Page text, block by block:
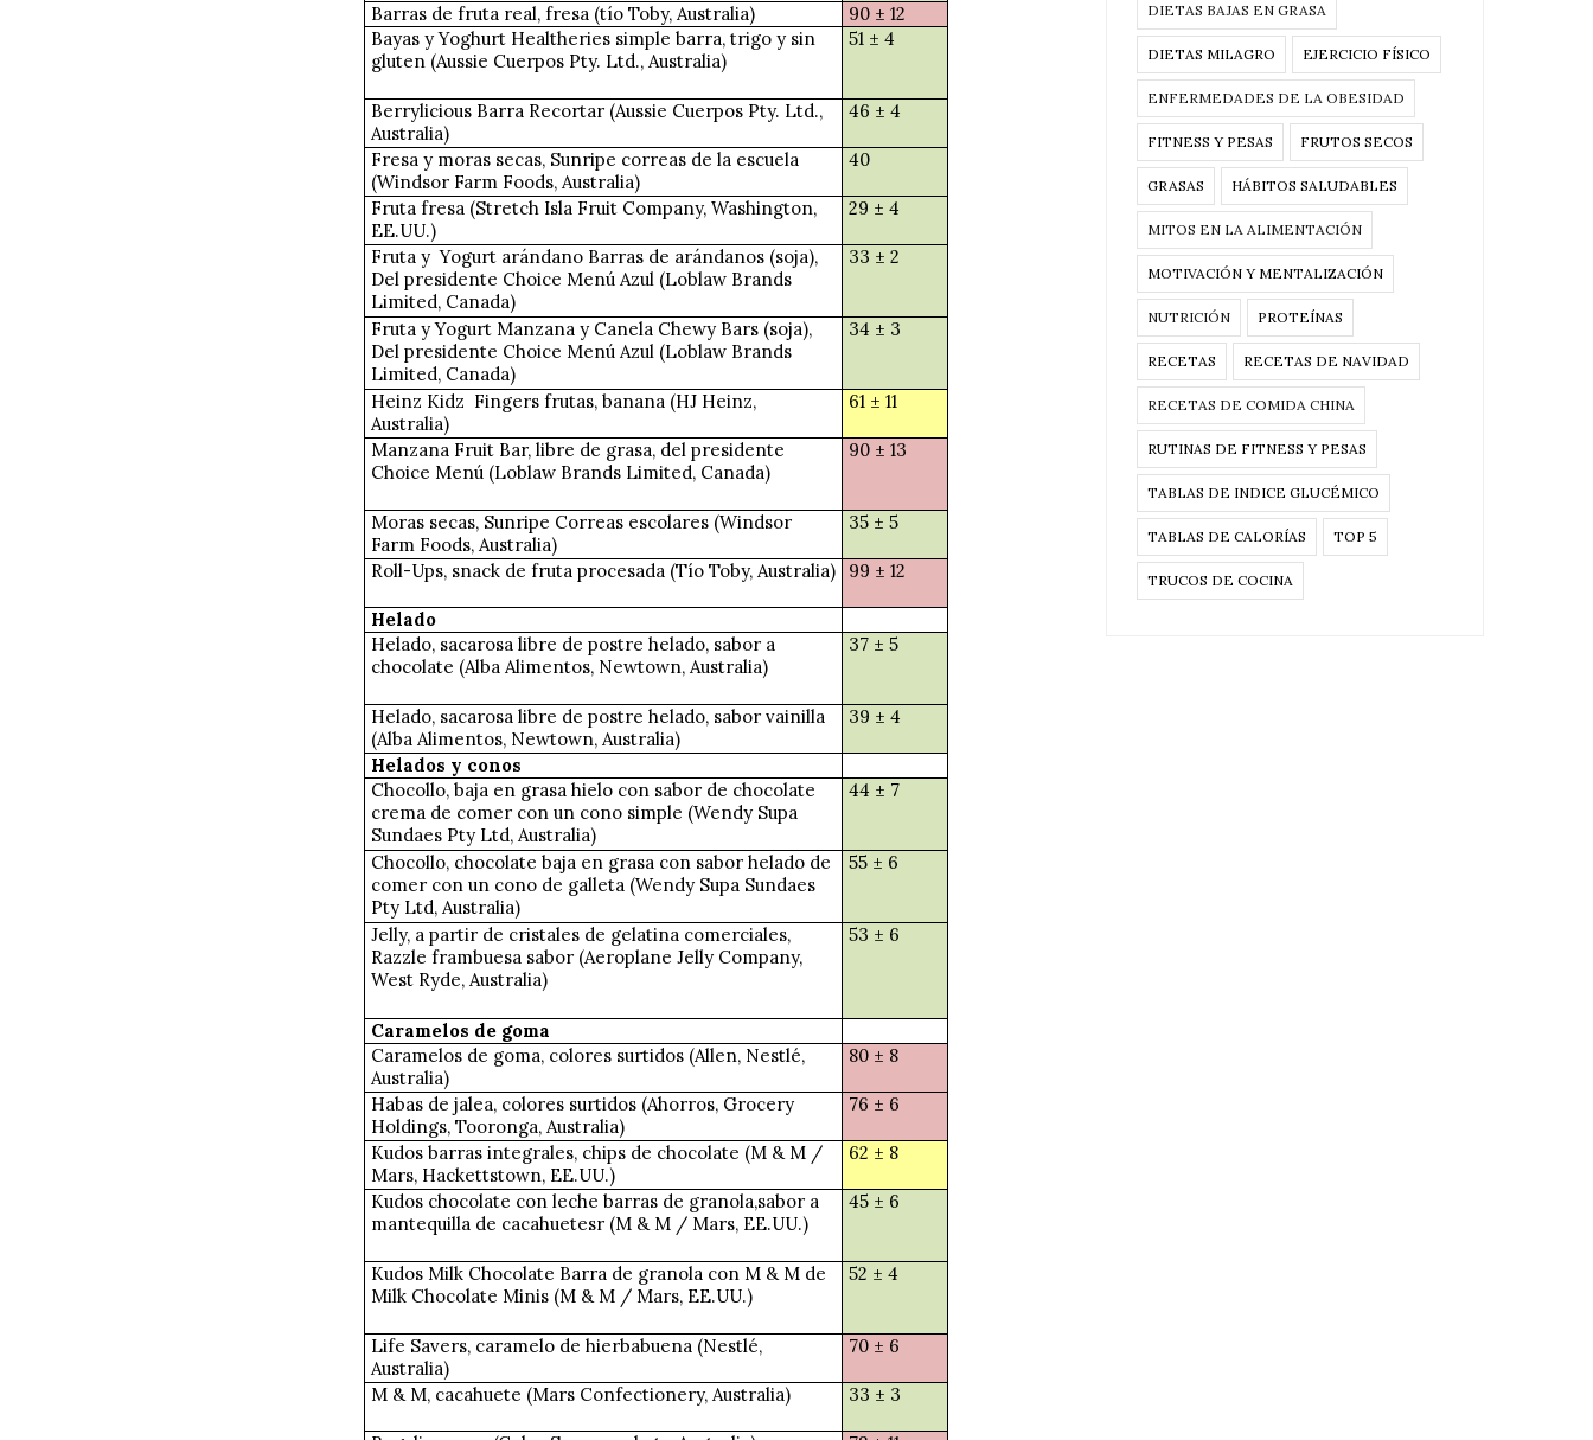
Barras de fruta real, fresa (tío Toby, Australia)
90 ± 12
Bayas y Yoghurt Healtheries simple barra, trigo y sin
gluten (Aussie Cuerpos Pty. Ltd., Australia)
51 ± 4
Berrylicious Barra Recortar (Aussie Cuerpos Pty. Ltd.,
Australia)
46 ± 4
Fresa y moras secas, Sunripe correas de la escuela
(Windsor Farm Foods, Australia)
40
Fruta fresa (Stretch Isla Fruit Company, Washington,
EE.UU.)
29 ± 4
Fruta y Yogurt arándano Barras de arándanos (soja),
Del presidente Choice Menú Azul (Loblaw Brands
Limited, Canada)
33 ± 2
Fruta y Yogurt Manzana y Canela Chewy Bars (soja),
Del presidente Choice Menú Azul (Loblaw Brands
Limited, Canada)
34 ± 3
Heinz Kidz Fingers frutas, banana (HJ Heinz,
Australia)
61 ± 11
Manzana Fruit Bar, libre de grasa, del presidente
Choice Menú (Loblaw Brands Limited, Canada)
90 ± 13
Moras secas, Sunripe Correas escolares (Windsor
Farm Foods, Australia)
35 ± 5
Roll-Ups, snack de fruta procesada (Tío Toby, Australia) 99 ± 12
Helado
Helado, sacarosa libre de postre helado, sabor a
chocolate (Alba Alimentos, Newtown, Australia)
37 ± 5
Helado, sacarosa libre de postre helado, sabor vainilla
(Alba Alimentos, Newtown, Australia)
39 ± 4
Helados y conos
Chocollo, baja en grasa hielo con sabor de chocolate
crema de comer con un cono simple (Wendy Supa
Sundaes Pty Ltd, Australia)
44 ± 7
Chocollo, chocolate baja en grasa con sabor helado de
comer con un cono de galleta (Wendy Supa Sundaes
Pty Ltd, Australia)
55 ± 6
Jelly, a partir de cristales de gelatina comerciales,
Razzle frambuesa sabor (Aeroplane Jelly Company,
West Ryde, Australia)
53 ± 6
Caramelos de goma
Caramelos de goma, colores surtidos (Allen, Nestlé,
Australia)
80 ± 8
Habas de jalea, colores surtidos (Ahorros, Grocery
Holdings, Tooronga, Australia)
76 ± 6
Kudos barras integrales, chips de chocolate (M & M /
Mars, Hackettstown, EE.UU.)
62 ± 8
Kudos chocolate con leche barras de granola,sabor a
mantequilla de cacahuetesr (M & M / Mars, EE.UU.)
45 ± 6
Kudos Milk Chocolate Barra de granola con M & M de
Milk Chocolate Minis (M & M / Mars, EE.UU.)
52 ± 4
Life Savers, caramelo de hierbabuena (Nestlé,
Australia)
70 ± 6
M & M, cacahuete (Mars Confectionery, Australia) 33 ± 3
DIETAS BAJAS EN GRASA
DIETAS MILAGRO EJERCICIO FÍSICO
ENFERMEDADES DE LA OBESIDAD
FITNESS Y PESAS FRUTOS SECOS
GRASAS HÁBITOS SALUDABLES
MITOS EN LA ALIMENTACIÓN
MOTIVACIÓN Y MENTALIZACIÓN
NUTRICIÓN PROTEÍNAS
RECETAS RECETAS DE NAVIDAD
RECETAS DE COMIDA CHINA
RUTINAS DE FITNESS Y PESAS
TABLAS DE INDICE GLUCÉMICO
TABLAS DE CALORÍAS TOP 5
TRUCOS DE COCINA